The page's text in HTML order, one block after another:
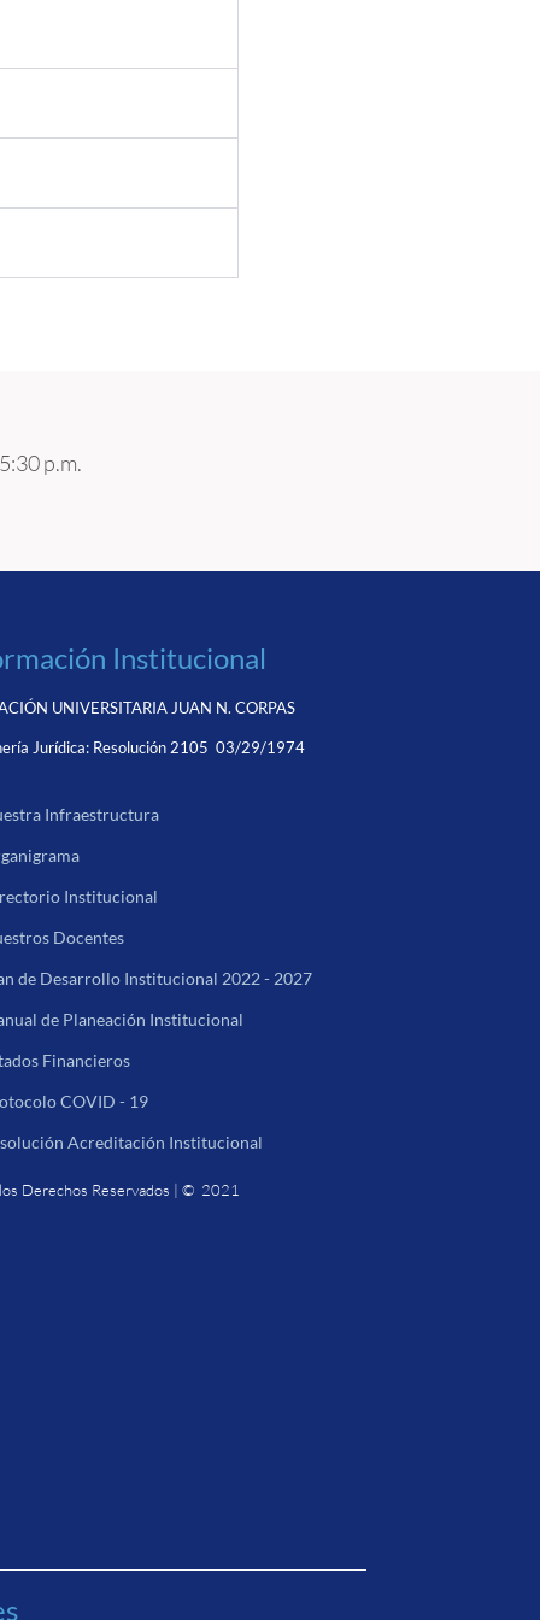
p.m.
Institucional
UNIVERSITARIA JUAN N. CORPAS
Jurídica: Resolución 2105 03/29/1974
Infraestructura
Institucional
Docentes
de Desarrollo Institucional 2022 - 2027
de Planeación Institucional
Financieros
COVID - 19
Acreditación Institucional
Derechos Reservados | © 2021